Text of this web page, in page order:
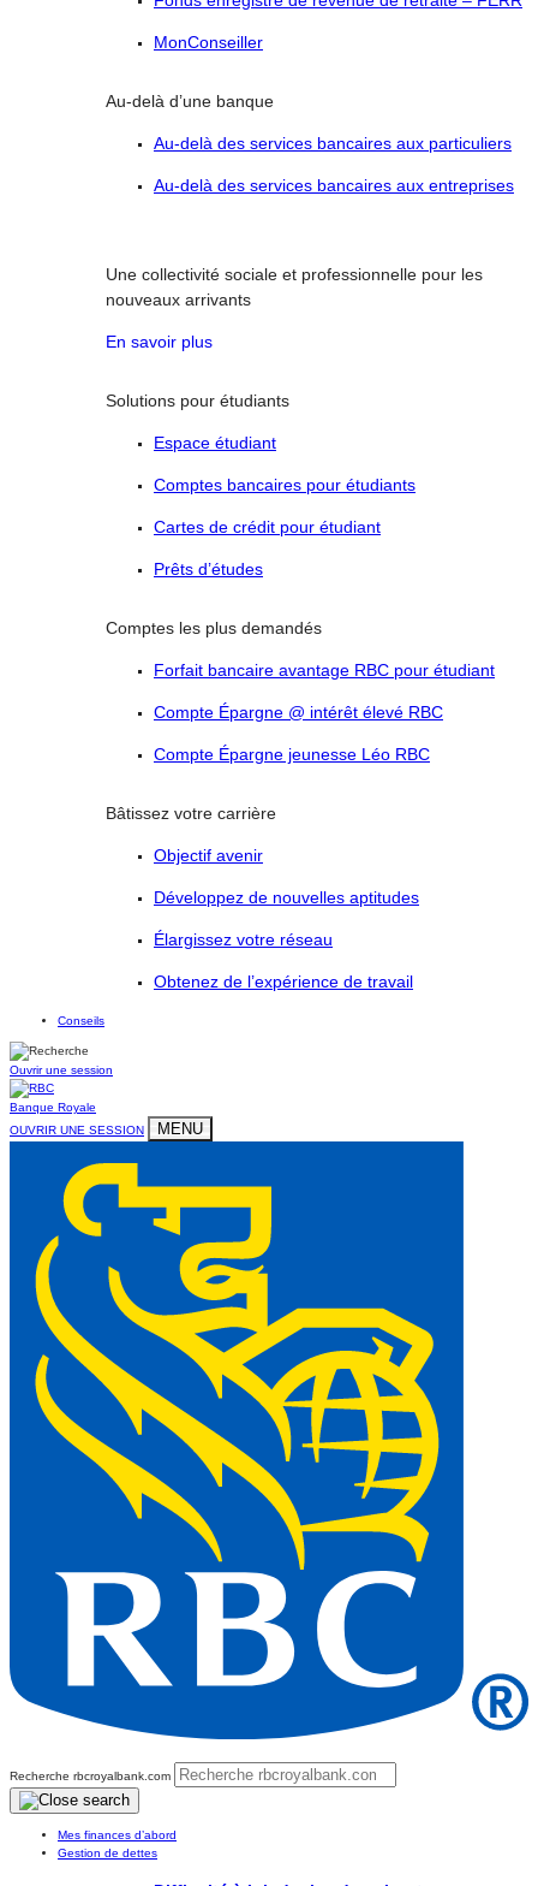
MonConseiller
Au-delà d’une banque
Au-delà des services bancaires aux particuliers
Au-delà des services bancaires aux entreprises
Une collectivité sociale et professionnelle pour les
nouveaux arrivants
En savoir plus
Solutions pour étudiants
Espace étudiant
Comptes bancaires pour étudiants
Cartes de crédit pour étudiant
Prêts d’études
Comptes les plus demandés
Forfait bancaire avantage RBC pour étudiant
Compte Épargne @ intérêt élevé RBC
Compte Épargne jeunesse Léo RBC
Bâtissez votre carrière
Objectif avenir
Développez de nouvelles aptitudes
Élargissez votre réseau
Obtenez de l’expérience de travail
Conseils
Ouvrir une session
Banque Royale
OUVRIR UNE SESSION
MENU
Recherche rbcroyalbank.com
Mes finances d’abord
Gestion de dettes